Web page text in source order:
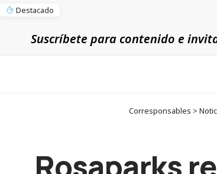
Destacado
Suscríbete para contenido e
Corresponsables >